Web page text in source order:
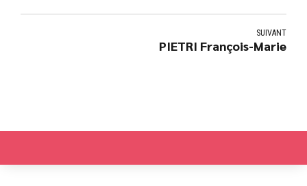
SUIVANT
PIETRI François-Marie